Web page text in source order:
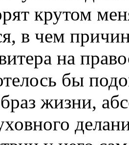
крутом
в чем
на
бы
жизни,